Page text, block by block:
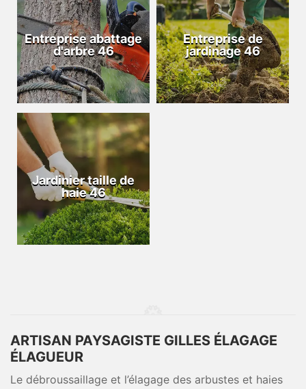
Entreprise abattage
d'arbre 46
Entreprise de
jardinage 46
Jardinier taille de
haie 46
ARTISAN PAYSAGISTE GILLES ÉLAGAGE
ÉLAGUEUR
Le débroussaillage et l’élagage des arbustes et haies